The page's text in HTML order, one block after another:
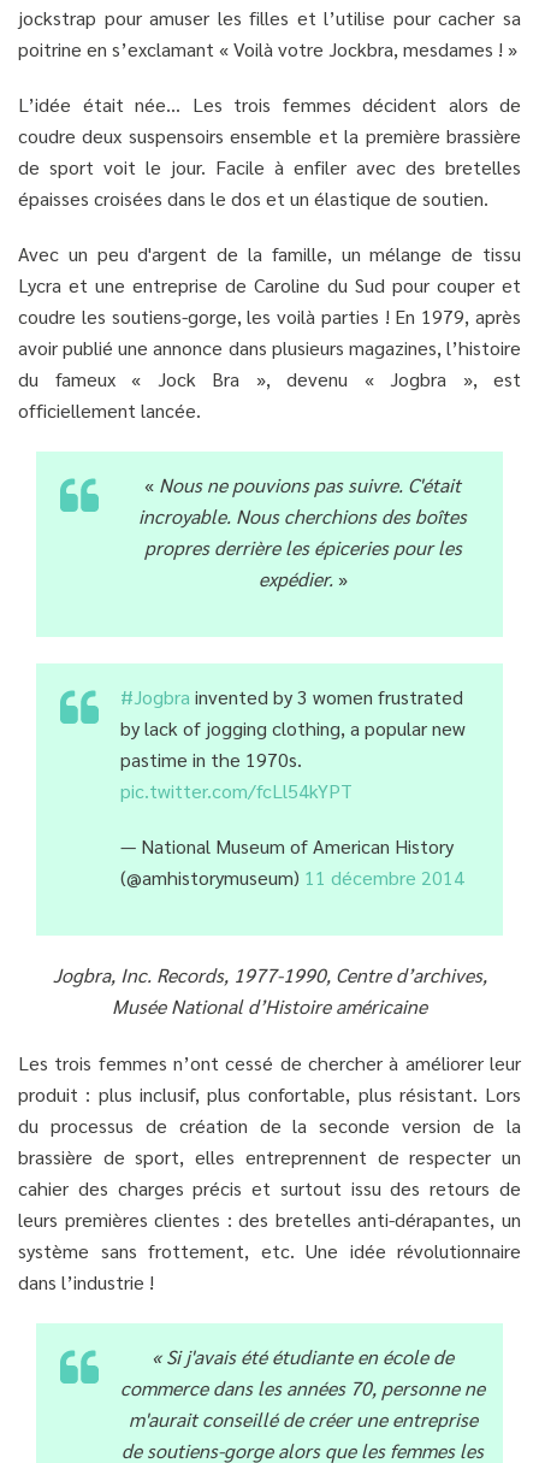
jockstrap pour amuser les filles et l’utilise pour cacher sa
poitrine en s’exclamant « Voilà votre Jockbra, mesdames ! »
L’idée était née… Les trois femmes décident alors de
coudre deux suspensoirs ensemble et la première brassière
de sport voit le jour. Facile à enfiler avec des bretelles
épaisses croisées dans le dos et un élastique de soutien.
Avec un peu d'argent de la famille, un mélange de tissu
Lycra et une entreprise de Caroline du Sud pour couper et
coudre les soutiens-gorge, les voilà parties ! En 1979, après
avoir publié une annonce dans plusieurs magazines, l’histoire
du fameux « Jock Bra », devenu « Jogbra », est
officiellement lancée.
« Nous ne pouvions pas suivre. C'était
incroyable. Nous cherchions des boîtes
propres derrière les épiceries pour les
expédier. »
#Jogbra invented by 3 women frustrated
by lack of jogging clothing, a popular new
pastime in the 1970s.
pic.twitter.com/fcLl54kYPT
— National Museum of American History
(@amhistorymuseum) 11 décembre 2014
Jogbra, Inc. Records, 1977-1990, Centre d’archives,
Musée National d’Histoire américaine
Les trois femmes n’ont cessé de chercher à améliorer leur
produit : plus inclusif, plus confortable, plus résistant. Lors
du processus de création de la seconde version de la
brassière de sport, elles entreprennent de respecter un
cahier des charges précis et surtout issu des retours de
leurs premières clientes : des bretelles anti-dérapantes, un
système sans frottement, etc. Une idée révolutionnaire
dans l’industrie !
« Si j'avais été étudiante en école de
commerce dans les années 70, personne ne
m'aurait conseillé de créer une entreprise
de soutiens-gorge alors que les femmes les